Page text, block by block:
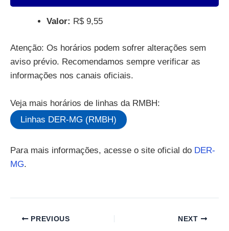
Valor: R$ 9,55
Atenção: Os horários podem sofrer alterações sem
aviso prévio. Recomendamos sempre verificar as
informações nos canais oficiais.
Veja mais horários de linhas da RMBH:
Linhas DER-MG (RMBH)
Para mais informações, acesse o site oficial do DER-
MG.
PREVIOUS NEXT